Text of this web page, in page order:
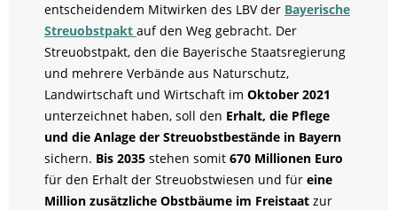
entscheidendem Mitwirken des LBV der Bayerische
Streuobstpakt auf den Weg gebracht. Der
Streuobstpakt, den die Bayerische Staatsregierung
und mehrere Verbände aus Naturschutz,
Landwirtschaft und Wirtschaft im Oktober 2021
unterzeichnet haben, soll den Erhalt, die Pflege
und die Anlage der Streuobstbestände in Bayern
sichern. Bis 2035 stehen somit 670 Millionen Euro
für den Erhalt der Streuobstwiesen und für eine
Million zusätzliche Obstbäume im Freistaat zur